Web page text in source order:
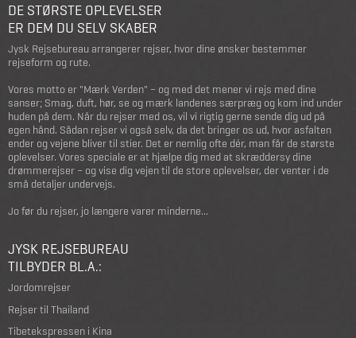
DE STØRSTE OPLEVELSER
ER DEM DU SELV SKABER
Jysk Rejsebureau arrangerer rejser, hvor dine ønsker bestemmer
rejseform og rute.
Vores motto er "Mærk Verden" – og med det mener vi rejs med dine
sanser; Smag, duft, hør, se og mærk landenes særpræg og kom ind under
huden på dem. Når du rejser med os, vil vi rigtig gerne sende dig ud på
egen hånd. Sådan rejser vi også selv, da det bringer os ud, hvor asfalten
ender og vejene bliver til stier. Det er nemlig ofte dér, man får de største
oplevelser. Vores speciale er at hjælpe dig med at skræddersy dine
drømmerejser – og vise dig vejen til de store oplevelser, der venter i de
små detaljer undervejs.
Jo før du rejser, jo længere varer minderne...
JYSK REJSEBUREAU
TILBYDER BL.A.:
Jordomrejser
Rejser til Thailand
Tibetekspressen i Kina